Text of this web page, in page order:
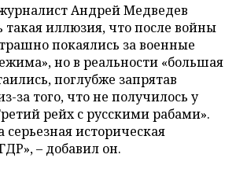
Андрей Медведев
такая иллюзия, что после войны
покаялись за военные
но в реальности «большая
поглубже запрятав
за того, что не получилось у
рейх с русскими рабами».
серьезная историческая
– добавил он.